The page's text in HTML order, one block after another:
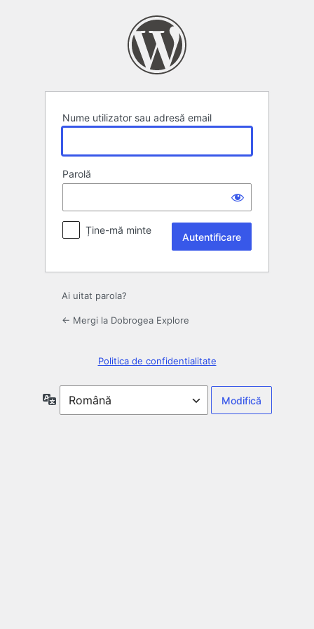
Nume utilizator sau adresă email
Parolă
Ține-mă minte
Ai uitat parola?
← Mergi la Dobrogea Explore
Politica de confidentialitate
Limbă